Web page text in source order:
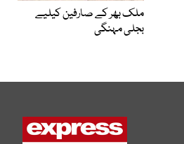
ملک بھر کے صارفین کیلیے
بجلی مہنگی